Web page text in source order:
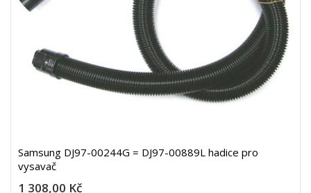
Samsung DJ97-00244G = DJ97-00889L hadice pro
vysavač
1 308,00 Kč